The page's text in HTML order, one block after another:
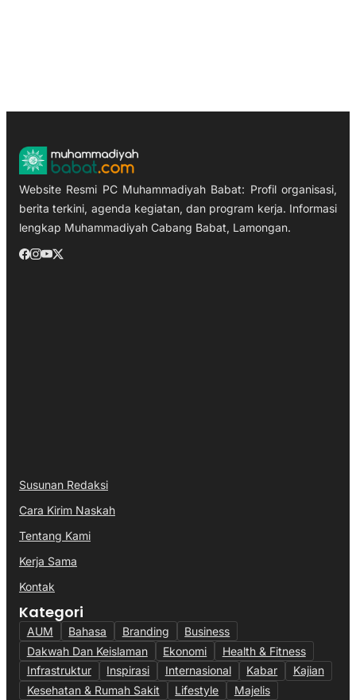
Website Resmi PC Muhammadiyah Babat: Profil organisasi,
berita terkini, agenda kegiatan, dan program kerja. Informasi
lengkap Muhammadiyah Cabang Babat, Lamongan.
Susunan Redaksi
Cara Kirim Naskah
Tentang Kami
Kerja Sama
Kontak
Kategori
AUM Bahasa Branding
Business
Dakwah Dan Keislaman
Ekonomi
Health & Fitness
Infrastruktur
Inspirasi Internasional Kabar
Kajian
Kesehatan & Rumah Sakit
Lifestyle Majelis